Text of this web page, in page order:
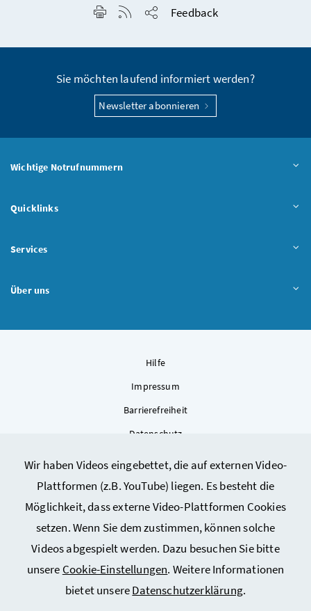
Wir haben Videos eingebettet, die auf externen Video-
Plattformen (z.B. YouTube) liegen. Es besteht die
Möglichkeit, dass externe Video-Plattformen Cookies
setzen. Wenn Sie dem zustimmen, können solche
Videos abgespielt werden. Dazu besuchen Sie bitte
unsere Cookie-Einstellungen. Weitere Informationen
bietet unsereDatenschutzerklärung.
Seite drucken
RSS-Feed anzeigen
Feedback
Sie möchten laufend informiert werden?
Newsletter abonnieren
Wichtige Notrufnummern
Quicklinks
Services
Über uns
Hilfe
Impressum
Barrierefreiheit
Datenschutz
Sitemap
Cookie-Einstellungen